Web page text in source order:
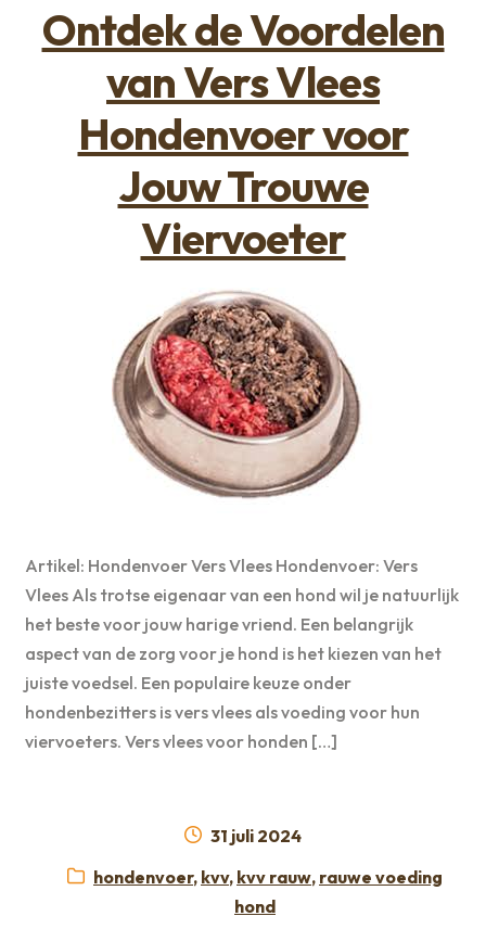
Ontdek de Voordelen
van Vers Vlees
Hondenvoer voor
Jouw Trouwe
Viervoeter
Artikel: Hondenvoer Vers Vlees Hondenvoer: Vers
Vlees Als trotse eigenaar van een hond wil je natuurlijk
het beste voor jouw harige vriend. Een belangrijk
aspect van de zorg voor je hond is het kiezen van het
juiste voedsel. Een populaire keuze onder
hondenbezitters is vers vlees als voeding voor hun
viervoeters. Vers vlees voor honden […]
Geplaatst
31 juli 2024
Categorieën:
hondenvoer, kvv, kvv rauw, rauwe voeding
hond